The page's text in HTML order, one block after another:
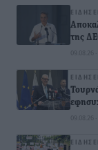
της
09.08.26
09.08.26 ·